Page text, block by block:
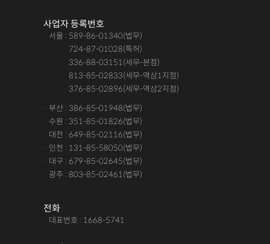
사업자 등록번호
· 서울 : 589-86-01340(법무)
724-87-01028(특허)
336-88-03151(세무-본점)
813-85-02833(세무-역삼1지점)
376-85-02896(세무-역삼2지점)
· 부산 : 386-85-01948(법무)
· 수원 : 351-85-01826(법무)
· 대전 : 649-85-02116(법무)
· 인천 : 131-85-58050(법무)
· 대구 : 679-85-02645(법무)
· 광주 : 803-85-02461(법무)
전화
· 대표번호 : 1668-5741